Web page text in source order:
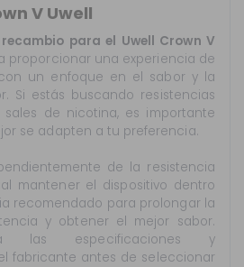
V Uwell
para el Uwell Crown V
proporcionar una experiencia de
un enfoque en el sabor y la
Si estás buscando resistencias
de nicotina, es importante
se adapten a tu preferencia.
de la resistencia
mantener el dispositivo dentro
recomendado para prolongar la
y obtener el mejor sabor.
las especificaciones y
fabricante antes de seleccionar